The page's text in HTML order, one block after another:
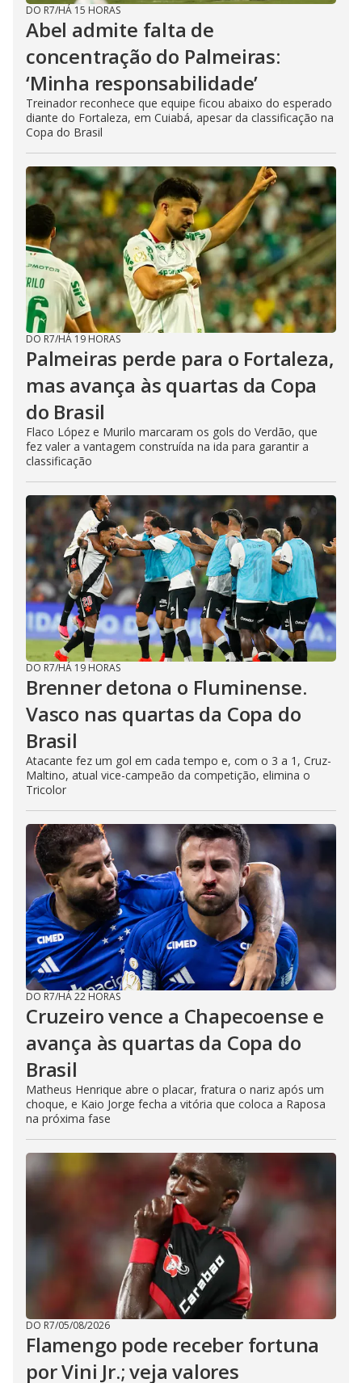
DO R7/HÁ 15 HORAS
Abel admite falta de
concentração do Palmeiras:
‘Minha responsabilidade’
Treinador reconhece que equipe ficou abaixo do esperado
diante do Fortaleza, em Cuiabá, apesar da classificação na
Copa do Brasil
DO R7/HÁ 19 HORAS
Palmeiras perde para o Fortaleza,
mas avança às quartas da Copa
do Brasil
Flaco López e Murilo marcaram os gols do Verdão, que
fez valer a vantagem construída na ida para garantir a
classificação
DO R7/HÁ 19 HORAS
Brenner detona o Fluminense.
Vasco nas quartas da Copa do
Brasil
Atacante fez um gol em cada tempo e, com o 3 a 1, Cruz-
Maltino, atual vice-campeão da competição, elimina o
Tricolor
DO R7/HÁ 22 HORAS
Cruzeiro vence a Chapecoense e
avança às quartas da Copa do
Brasil
Matheus Henrique abre o placar, fratura o nariz após um
choque, e Kaio Jorge fecha a vitória que coloca a Raposa
na próxima fase
DO R7/05/08/2026
Flamengo pode receber fortuna
por Vini Jr.; veja valores